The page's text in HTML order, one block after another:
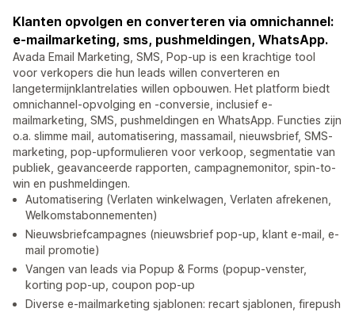
Klanten opvolgen en converteren via omnichannel:
e-mailmarketing, sms, pushmeldingen, WhatsApp.
Avada Email Marketing, SMS, Pop-up is een krachtige tool
voor verkopers die hun leads willen converteren en
langetermijnklantrelaties willen opbouwen. Het platform biedt
omnichannel-opvolging en -conversie, inclusief e-
mailmarketing, SMS, pushmeldingen en WhatsApp. Functies zijn
o.a. slimme mail, automatisering, massamail, nieuwsbrief, SMS-
marketing, pop-upformulieren voor verkoop, segmentatie van
publiek, geavanceerde rapporten, campagnemonitor, spin-to-
win en pushmeldingen.
Automatisering (Verlaten winkelwagen, Verlaten afrekenen,
Welkomstabonnementen)
Nieuwsbriefcampagnes (nieuwsbrief pop-up, klant e-mail, e-
mail promotie)
Vangen van leads via Popup & Forms (popup-venster,
korting pop-up, coupon pop-up
Diverse e-mailmarketing sjablonen: recart sjablonen, firepush